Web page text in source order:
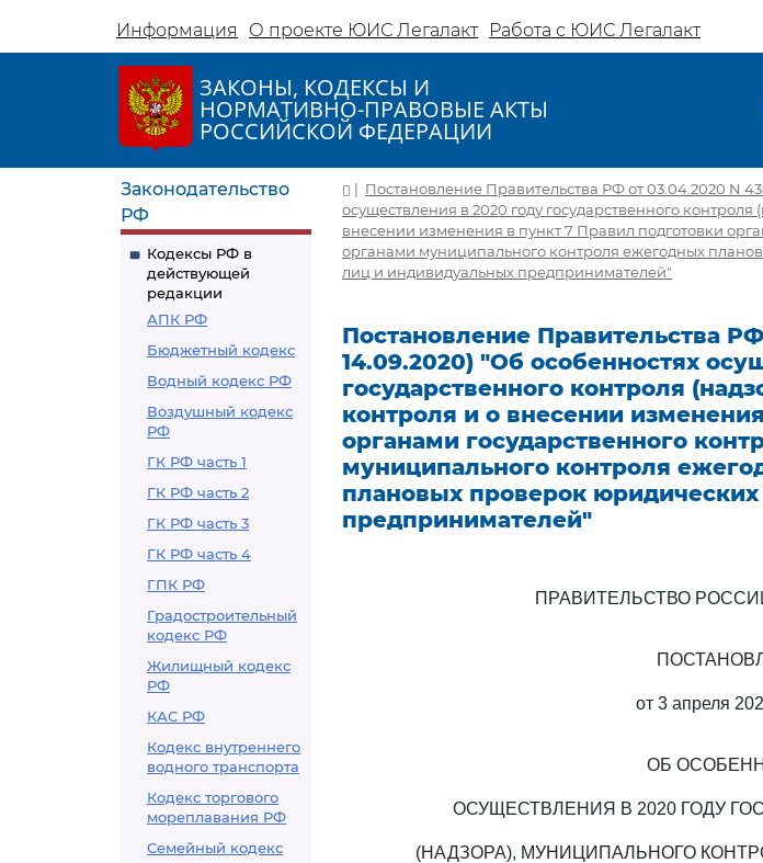
Информация О проекте ЮИС Легалакт Работа с ЮИС Легалакт
ЗАКОНЫ, КОДЕКСЫ И
НОРМАТИВНО-ПРАВОВЫЕ АКТЫ
РОССИЙСКОЙ ФЕДЕРАЦИИ
Законодательство
РФ
Кодексы РФ в
действующей
редакции
АПК РФ
Бюджетный кодекс
Водный кодекс РФ
Воздушный кодекс
РФ
ГК РФ часть 1
ГК РФ часть 2
ГК РФ часть 3
ГК РФ часть 4
ГПК РФ
Градостроительный
кодекс РФ
Жилищный кодекс
РФ
КАС РФ
Кодекс внутреннего
водного транспорта
Кодекс торгового
мореплавания РФ
Семейный кодекс
| Постановление Правительства РФ от 03.04.2020 N
осуществления в 2020 году государственного
внесении изменения в пункт 7 Правил подготовки
органами муниципального контроля ежегодных
лиц и индивидуальных предпринимателей"
Постановление Правительства
14.09.2020) "Об особенностях
государственного контроля
контроля и о внесении
органами государственного
муниципального контроля
плановых проверок
предпринимателей"
ПРАВИТЕЛЬСТВО
от 3 апреля
ОБ
ОСУЩЕСТВЛЕНИЯ В 2020 ГОДУ
(НАДЗОРА), МУНИЦИПАЛЬНОГО